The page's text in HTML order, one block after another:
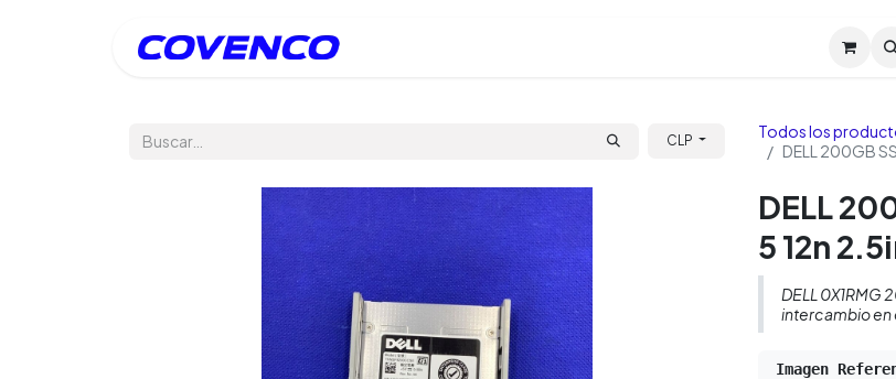
Soporte TPM
CLP
Todos los
DELL 200GB
DELL
5 12n
DELL 0X1RMG
intercambio en
Imagen